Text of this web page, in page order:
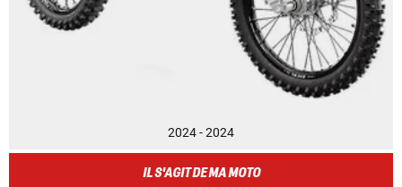
2024 - 2024
IL S'AGIT DE MA MOTO